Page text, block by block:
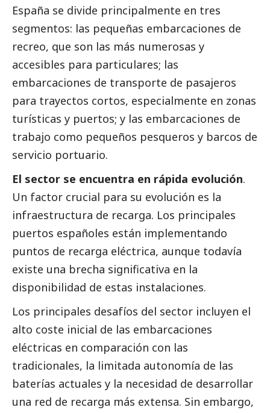
España se divide principalmente en tres
segmentos: las pequeñas embarcaciones de
recreo, que son las más numerosas y
accesibles para particulares; las
embarcaciones de transporte de pasajeros
para trayectos cortos, especialmente en zonas
turísticas y puertos; y las embarcaciones de
trabajo como pequeños pesqueros y barcos de
servicio portuario.
El sector se encuentra en rápida evolución.
Un factor crucial para su evolución es la
infraestructura de recarga. Los principales
puertos españoles están implementando
puntos de recarga eléctrica, aunque todavía
existe una brecha significativa en la
disponibilidad de estas instalaciones.
Los principales desafíos del sector incluyen el
alto coste inicial de las embarcaciones
eléctricas en comparación con las
tradicionales, la limitada autonomía de las
baterías actuales y la necesidad de desarrollar
una red de recarga más extensa. Sin embargo,